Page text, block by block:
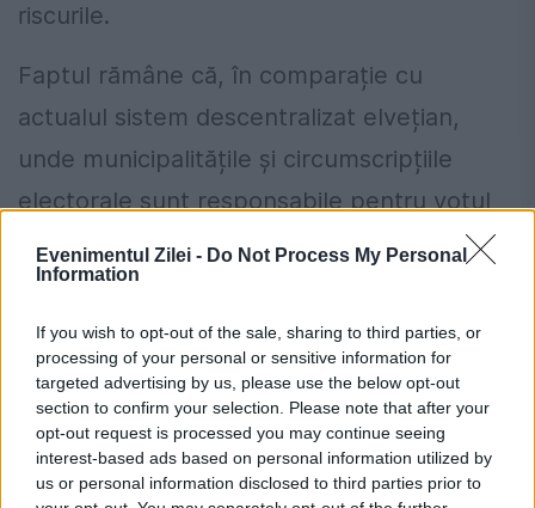
Evenimentul Zilei - Do Not Process My Personal
Information
If you wish to opt-out of the sale, sharing to third parties, or
processing of your personal or sensitive information for
targeted advertising by us, please use the below opt-out
section to confirm your selection. Please note that after your
opt-out request is processed you may continue seeing
interest-based ads based on personal information utilized by
us or personal information disclosed to third parties prior to
riscurile.
Faptul rămâne că, în comparație cu
actualul sistem descentralizat elvețian,
unde municipalitățile și circumscripțiile
electorale sunt responsabile pentru votul
din fiecare canton, sistemul La Poste este
un pas către o centralizare suplimentară,
recunoaște el. Cerințele pentru securitatea
votului electronic sunt, prin urmare, mai
ridicate.
Hackerii ”white hat” și-au depus, deja, în